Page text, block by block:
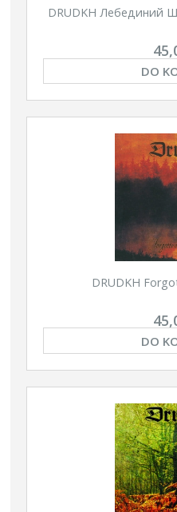
DRUDKH
DO
DRUDKH
DO